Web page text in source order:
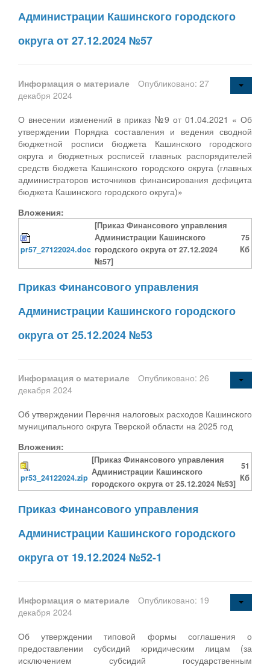
Администрации Кашинского городского
округа от 27.12.2024 №57
Информация о материале
Опубликовано: 27
декабря 2024
О внесении изменений в приказ №9 от 01.04.2021 « Об
утверждении Порядка составления и ведения сводной
бюджетной росписи бюджета Кашинского городского
округа и бюджетных росписей главных распорядителей
средств бюджета Кашинского городского округа (главных
администраторов источников финансирования дефицита
бюджета Кашинского городского округа)»
Вложения:
pr57_27122024.doc
[Приказ Финансового управления
Администрации Кашинского
городского округа от 27.12.2024
№57]
75
Кб
Приказ Финансового управления
Администрации Кашинского городского
округа от 25.12.2024 №53
Информация о материале
Опубликовано: 26
декабря 2024
Об утверждении Перечня налоговых расходов Кашинского
муниципального округа Тверской области на 2025 год
Вложения:
pr53_24122024.zip
[Приказ Финансового управления
Администрации Кашинского
городского округа от 25.12.2024 №53]
51
Кб
Приказ Финансового управления
Администрации Кашинского городского
округа от 19.12.2024 №52-1
Информация о материале
Опубликовано: 19
декабря 2024
Об утверждении типовой формы соглашения о
предоставлении субсидий юридическим лицам (за
исключением субсидий государственным